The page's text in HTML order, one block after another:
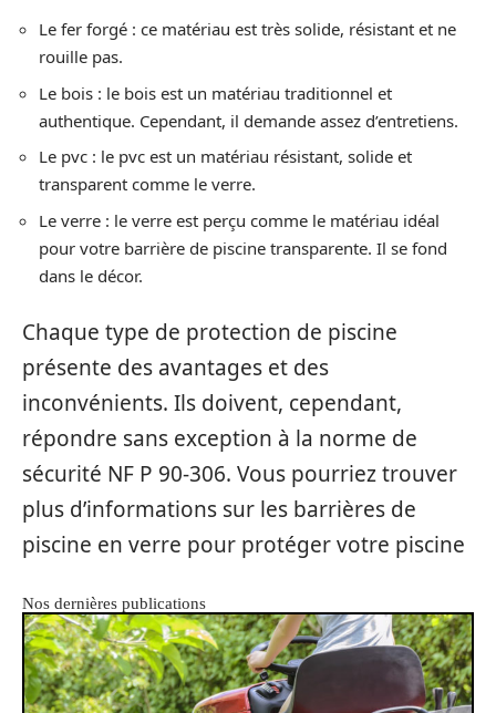
Le fer forgé : ce matériau est très solide, résistant et ne
rouille pas.
Le bois : le bois est un matériau traditionnel et
authentique. Cependant, il demande assez d’entretiens.
Le pvc : le pvc est un matériau résistant, solide et
transparent comme le verre.
Le verre : le verre est perçu comme le matériau idéal
pour votre barrière de piscine transparente. Il se fond
dans le décor.
Chaque type de protection de piscine
présente des avantages et des
inconvénients. Ils doivent, cependant,
répondre sans exception à la norme de
sécurité NF P 90-306. Vous pourriez trouver
plus d’informations sur les barrières de
piscine en verre pour protéger votre piscine
Nos dernières publications